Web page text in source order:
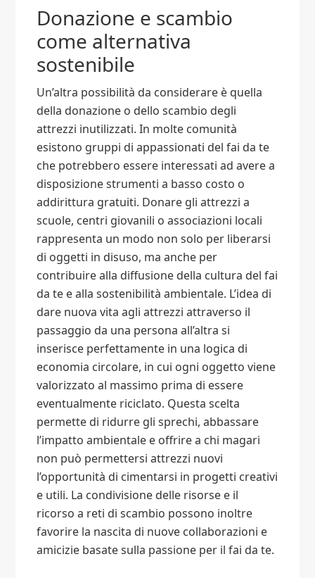
Donazione e scambio
come alternativa
sostenibile
Un’altra possibilità da considerare è quella
della donazione o dello scambio degli
attrezzi inutilizzati. In molte comunità
esistono gruppi di appassionati del fai da te
che potrebbero essere interessati ad avere a
disposizione strumenti a basso costo o
addirittura gratuiti. Donare gli attrezzi a
scuole, centri giovanili o associazioni locali
rappresenta un modo non solo per liberarsi
di oggetti in disuso, ma anche per
contribuire alla diffusione della cultura del fai
da te e alla sostenibilità ambientale. L’idea di
dare nuova vita agli attrezzi attraverso il
passaggio da una persona all’altra si
inserisce perfettamente in una logica di
economia circolare, in cui ogni oggetto viene
valorizzato al massimo prima di essere
eventualmente riciclato. Questa scelta
permette di ridurre gli sprechi, abbassare
l’impatto ambientale e offrire a chi magari
non può permettersi attrezzi nuovi
l’opportunità di cimentarsi in progetti creativi
e utili. La condivisione delle risorse e il
ricorso a reti di scambio possono inoltre
favorire la nascita di nuove collaborazioni e
amicizie basate sulla passione per il fai da te.